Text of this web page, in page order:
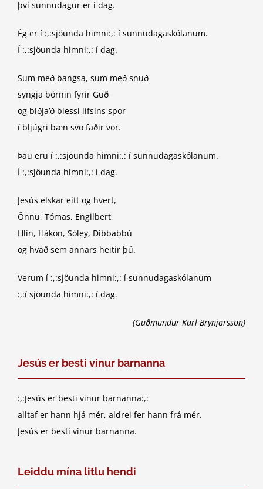
því sunnudagur er í dag.
Ég er í :,:sjöunda himni:,: í sunnudagaskólanum.
Í :,:sjöunda himni:,: í dag.
Sum með bangsa, sum með snuð
syngja börnin fyrir Guð
og biðja’ð blessi lífsins spor
í bljúgri bæn svo faðir vor.
Þau eru í :,:sjöunda himni:,: í sunnudagaskólanum.
Í :,:sjöunda himni:,: í dag.
Jesús elskar eitt og hvert,
Önnu, Tómas, Engilbert,
Hlín, Hákon, Sóley, Dibbabbú
og hvað sem annars heitir þú.
Verum í :,:sjöunda himni:,: í sunnudagaskólanum
:,:í sjöunda himni:,: í dag.
(Guðmundur Karl Brynjarsson)
Jesús er besti vinur barnanna
:,:Jesús er besti vinur barnanna:,:
alltaf er hann hjá mér, aldrei fer hann frá mér.
Jesús er besti vinur barnanna.
Leiddu mína litlu hendi